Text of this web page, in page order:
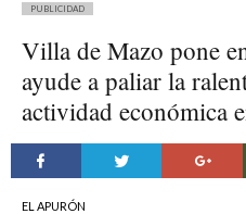
PUBLICIDAD
Villa de Mazo pone
ayude a paliar la
actividad económica
EL APURÓN